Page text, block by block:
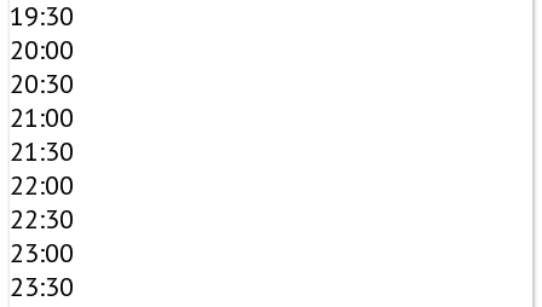
19:30
20:00
20:30
21:00
21:30
22:00
22:30
23:00
23:30